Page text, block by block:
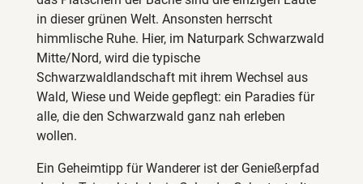
in dieser grünen Welt. Ansonsten herrscht
himmlische Ruhe. Hier, im Naturpark Schwarzwald
Mitte/Nord, wird die typische
Schwarzwaldlandschaft mit ihrem Wechsel aus
Wald, Wiese und Weide gepflegt: ein Paradies für
alle, die den Schwarzwald ganz nah erleben
wollen.
Ein Geheimtipp für Wanderer ist der Genießerpfad